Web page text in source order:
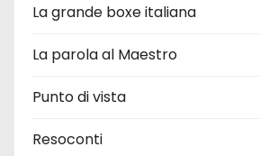
La grande boxe italiana
La parola al Maestro
Punto di vista
Resoconti